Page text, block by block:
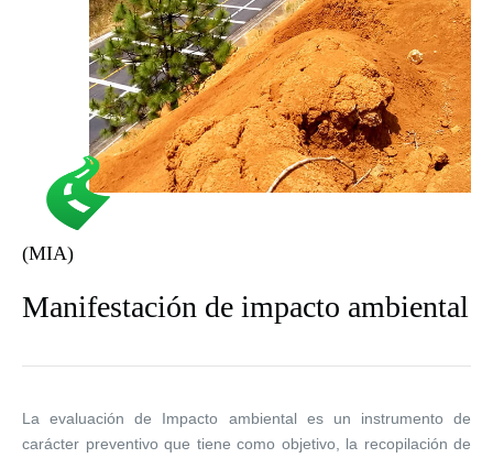
(MIA)
Manifestación de impacto ambiental
La evaluación de Impacto ambiental es un instrumento de
carácter preventivo que tiene como objetivo, la recopilación de